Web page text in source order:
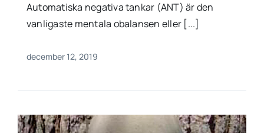
Automatiska negativa tankar (ANT) är den
vanligaste mentala obalansen eller [...]
december 12, 2019